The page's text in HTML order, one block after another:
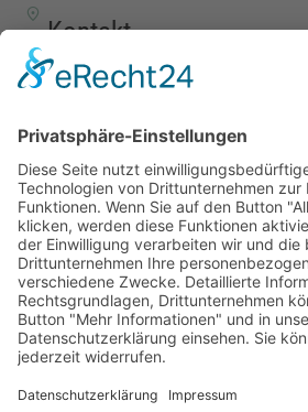
Kontakt
TALENTSCOUT CONSULTING GmbH
57258 Freudenberg
+49 (0) 15117609865
office(at)talentscout.de
Social